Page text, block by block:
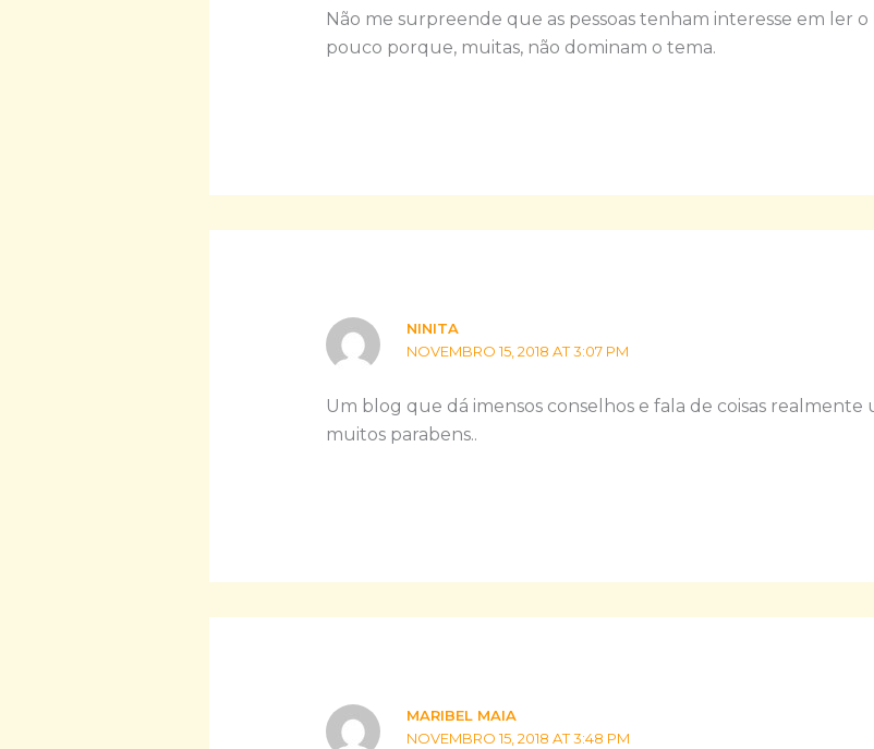
Não me surpreende que as pessoas tenham interesse em ler
pouco porque, muitas, não dominam o tema.
NINITA
NOVEMBRO 15, 2018 AT 3:07 PM
Um blog que dá imensos conselhos e fala de coisas realmente
muitos parabens..
MARIBEL MAIA
NOVEMBRO 15, 2018 AT 3:48 PM